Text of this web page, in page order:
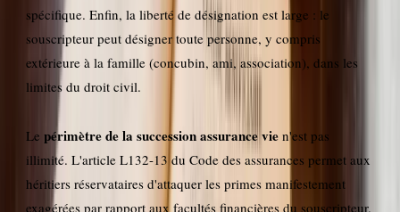
spécifique. Enfin, la liberté de désignation est large : le
souscripteur peut désigner toute personne, y compris
extérieure à la famille (concubin, ami, association), dans les
limites du droit civil.
Le périmètre de la succession assurance vie n'est pas
illimité. L'article L132-13 du Code des assurances permet aux
héritiers réservataires d'attaquer les primes manifestement
exagérées par rapport aux facultés financières du souscripteur.